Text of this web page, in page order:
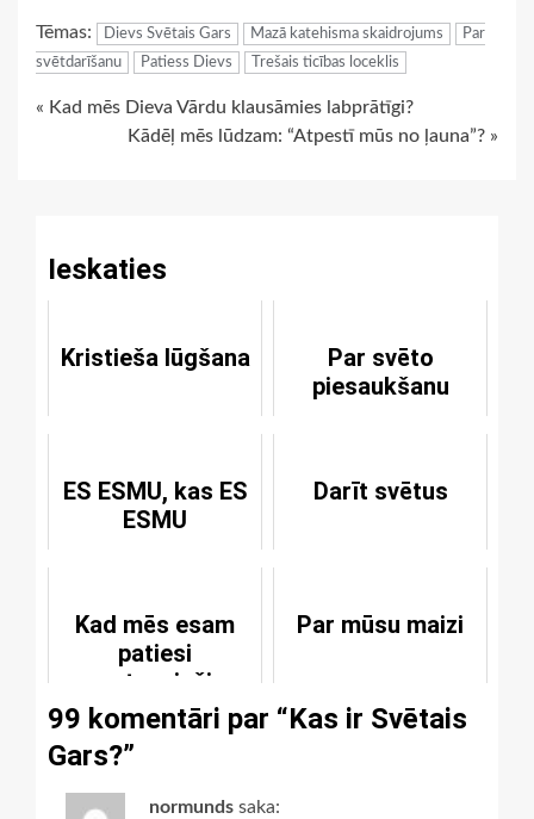
Tēmas: Dievs Svētais Gars Mazā katehisma skaidrojums
Par
svētdarīšanu
Patiess Dievs Trešais ticības loceklis
Continue
« Kad mēs Dieva Vārdu klausāmies labprātīgi?
Kādēļ mēs lūdzam: “Atpestī mūs no ļauna”? »
Ieskaties
Kristieša lūgšana
Par svēto
piesaukšanu
ES ESMU, kas ES
ESMU
Darīt svētus
Kad mēs esam
patiesi
sagatavojušies
un cienīgi
piedalīties
Svētajā
Vakarēdienā?
Par mūsu maizi
99 komentāri par “Kas ir Svētais
Gars?”
normunds saka: